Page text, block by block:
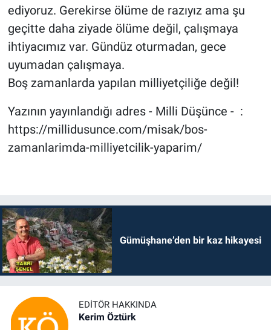
ediyoruz. Gerekirse ölüme de razıyız ama şu
geçitte daha ziyade ölüme değil, çalışmaya
ihtiyacımız var. Gündüz oturmadan, gece
uyumadan çalışmaya.
Boş zamanlarda yapılan milliyetçiliğe değil!
Yazının yayınlandığı adres - Milli Düşünce - :
https://millidusunce.com/misak/bos-
zamanlarimda-milliyetcilik-yaparim/
Gümüşhane’den bir kaz hikayesi
EDITÖR HAKKINDA
Kerim Öztürk